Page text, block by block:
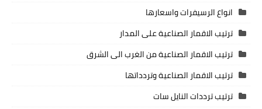
انواع الرسيفرات واسعارها
ترتيب الاقمار الصناعية على المدار
ترتيب الاقمار الصناعية من الغرب الى الشرق
ترتيب الاقمار الصناعية وتردداتها
ترتيب ترددات النايل سات